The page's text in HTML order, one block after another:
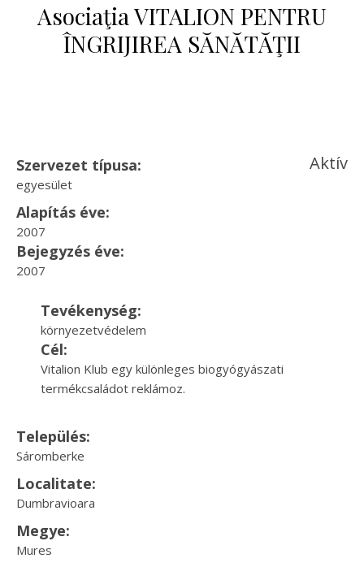
Asociaţia VITALION PENTRU
ÎNGRIJIREA SĂNĂTĂŢII
Szervezet típusa:
egyesület
Aktív
Alapítás éve:
2007
Bejegyzés éve:
2007
Tevékenység:
környezetvédelem
Cél:
Vitalion Klub egy különleges biogyógyászati
termékcsaládot reklámoz.
Település:
Sáromberke
Localitate:
Dumbravioara
Megye:
Mures